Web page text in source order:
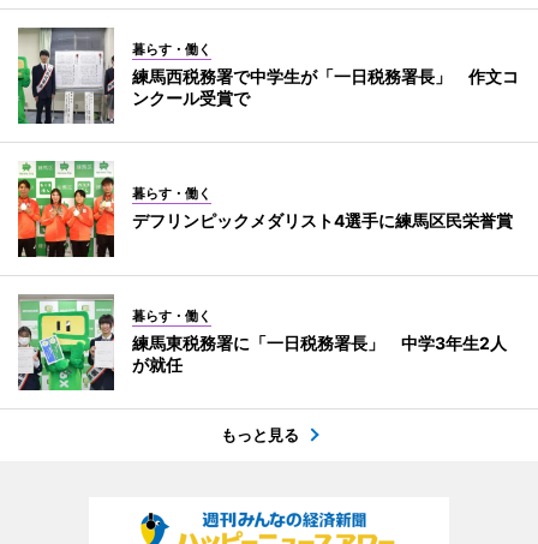
暮らす・働く
練馬西税務署で中学生が「一日税務署長」 作文コ
ンクール受賞で
暮らす・働く
デフリンピックメダリスト4選手に練馬区民栄誉賞
暮らす・働く
練馬東税務署に「一日税務署長」 中学3年生2人
が就任
もっと見る